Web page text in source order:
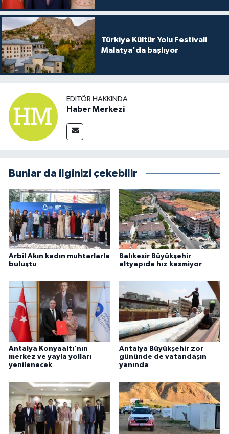
Türkiye Kültür Yolu Festivali
Malatya'da başlıyor
EDITÖR HAKKINDA
Haber Merkezi
Bunlar da ilginizi çekebilir
Arbil Akın kadın muhtarlarla
buluştu
Balıkesir Büyükşehir
altyapıda hız kesmiyor
Antalya Konyaaltı'nın
merkez ve yayla yolları
yenilenecek
Antalya Büyükşehir zor
gününde de vatandaşın
yanında